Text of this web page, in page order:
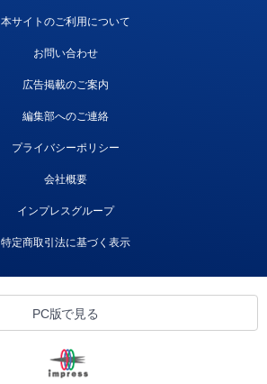
本サイトのご利用について
お問い合わせ
広告掲載のご案内
編集部へのご連絡
プライバシーポリシー
会社概要
インプレスグループ
特定商取引法に基づく表示
PC版で見る